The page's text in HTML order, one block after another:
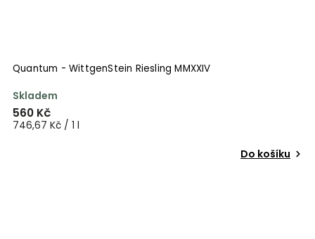
Quantum - WittgenStein Riesling MMXXIV
Skladem
560 Kč
746,67 Kč / 1 l
Do košíku